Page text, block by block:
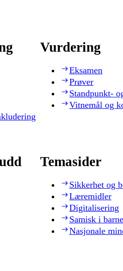
Vurdering
Eksamen
Prøver
Standpunkt-
Vitnemål og
Temasider
Sikkerhet og
Læremidler
Digitalisering
Samisk i
Nasjonale